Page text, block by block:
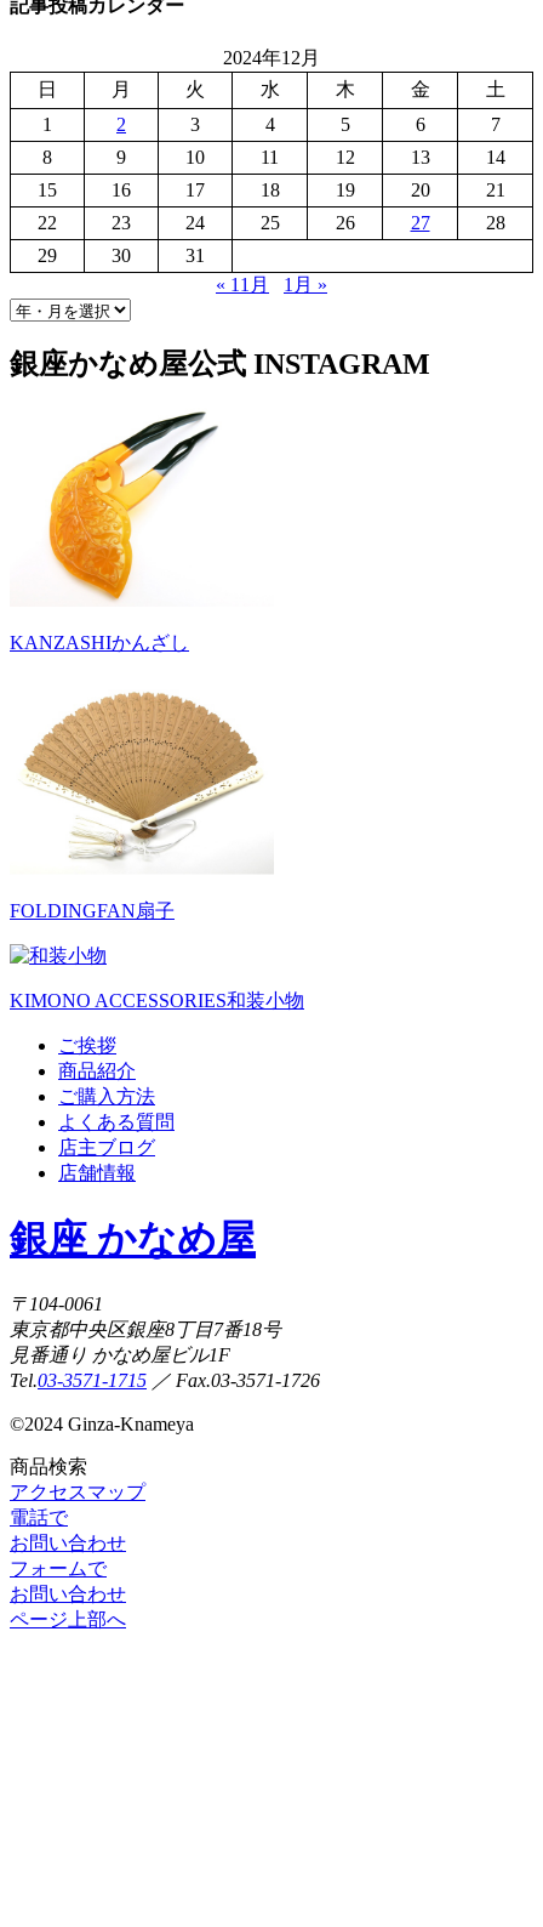
記事投稿カレンダー
2024年12月
日
月 火 水 木 金
土
1
2 3 4 5 6
7
8
9 10 11 12 13
14
15
16 17 18 19 20
21
22
23 24 25 26 27
28
29
30
31
« 11月
1月 »
銀座かなめ屋公式 INSTAGRAM
KANZASHIかんざし
FOLDINGFAN扇子
KIMONO ACCESSORIES和装小物
ご挨拶
商品紹介
ご購入方法
よくある質問
店主ブログ
店舗情報
銀座 かなめ屋
〒104-0061
東京都中央区銀座8丁目7番18号
見番通り かなめ屋ビル1F
Tel.03-3571-1715 ／ Fax.03-3571-1726
©2024 Ginza-Knameya
商品検索
アクセスマップ
電話で
お問い合わせ
フォームで
お問い合わせ
ページ上部へ